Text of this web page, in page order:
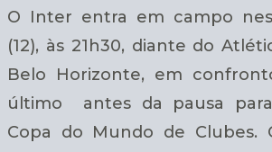
O Inter entra em campo
(12), às 21h30, diante do
Belo Horizonte, em
último antes da pausa
Copa do Mundo de Clubes.